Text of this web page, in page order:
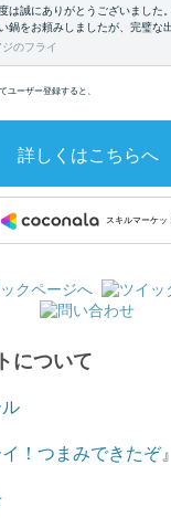
について
！つまみできたぞ』